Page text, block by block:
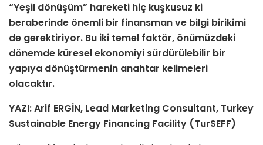
“Yeşil dönüşüm” hareketi hiç kuşkusuz ki
beraberinde önemli bir finansman ve bilgi birikimi
de gerektiriyor. Bu iki temel faktör, önümüzdeki
dönemde küresel ekonomiyi sürdürülebilir bir
yapıya dönüştürmenin anahtar kelimeleri
olacaktır.
YAZI: Arif ERGİN, Lead Marketing Consultant, Turkey
Sustainable Energy Financing Facility (TurSEFF)